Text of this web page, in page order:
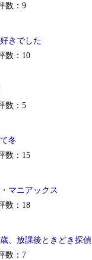
数：9
きでした
数：10
数：5
冬
数：15
マニアックス
数：18
、放課後ときどき探偵
数：7